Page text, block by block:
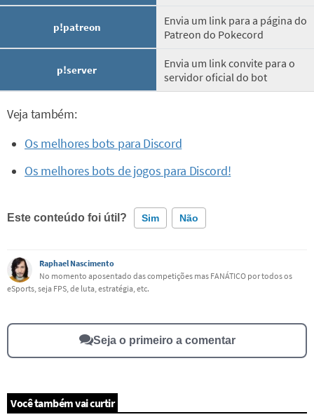
p!patreon
Envia um link para a página do
Patreon do Pokecord
p!server
Envia um link convite para o
servidor oficial do bot
Veja também:
Os melhores bots para Discord
Os melhores bots de jogos para Discord!
Este conteúdo foi útil? Sim Não
Este conteúdo contém informação incorreta
Este conteúdo não tem a informação que procuro
Raphael Nascimento
No momento aposentado das competições mas FANÁTICO por todos os
eSports, seja FPS, de luta, estratégia, etc.
Seja o primeiro a comentar
Você também vai curtir